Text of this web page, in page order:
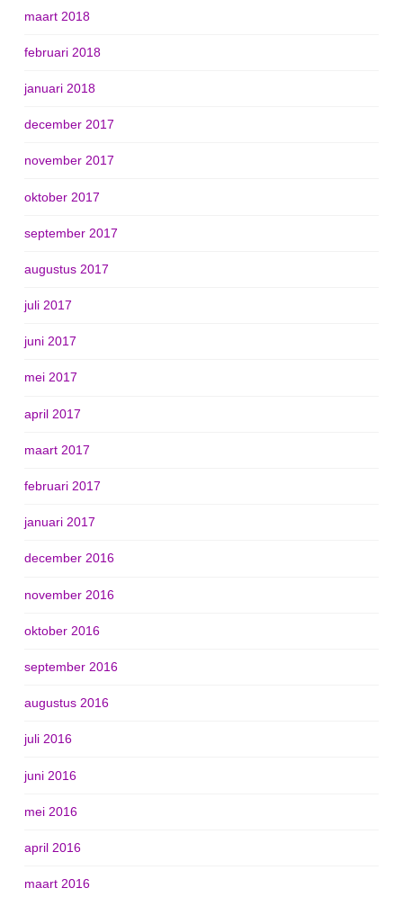
maart 2018
februari 2018
januari 2018
december 2017
november 2017
oktober 2017
september 2017
augustus 2017
juli 2017
juni 2017
mei 2017
april 2017
maart 2017
februari 2017
januari 2017
december 2016
november 2016
oktober 2016
september 2016
augustus 2016
juli 2016
juni 2016
mei 2016
april 2016
maart 2016